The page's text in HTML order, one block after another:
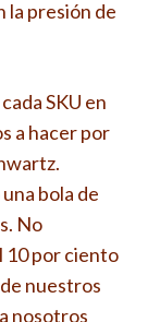
presión de
SKU en
a hacer por
bola de
No
10 por ciento
nuestros
nosotros